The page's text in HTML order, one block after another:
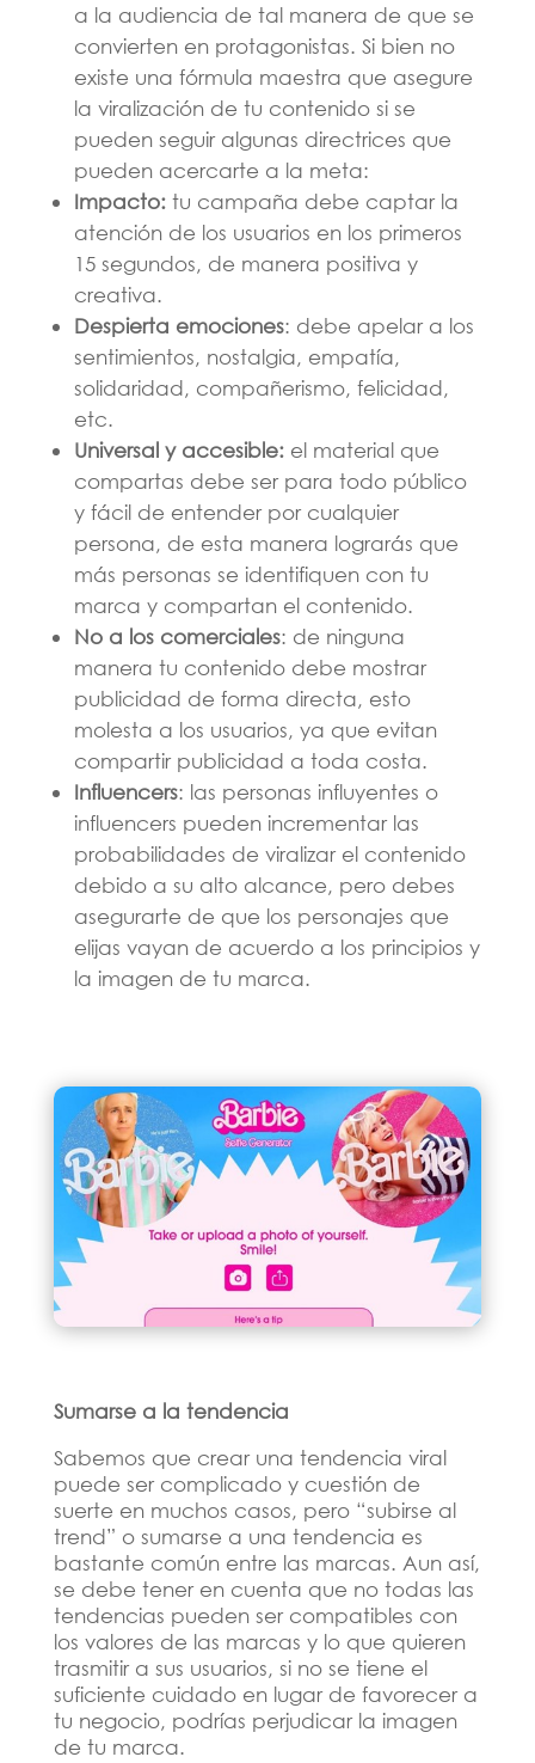
a la audiencia de tal manera de que se
convierten en protagonistas. Si bien no
existe una fórmula maestra que asegure
la viralización de tu contenido si se
pueden seguir algunas directrices que
pueden acercarte a la meta:
Impacto:tu campaña debe captar la
atención de los usuarios en los primeros
15 segundos, de manera positiva y
creativa.
Despierta emociones: debe apelar a los
sentimientos, nostalgia, empatía,
solidaridad, compañerismo, felicidad,
etc.
Universal y accesible:el material que
compartas debe ser para todo público
y fácil de entender por cualquier
persona, de esta manera lograrás que
más personas se identifiquen con tu
marca y compartan el contenido.
No a los comerciales: de ninguna
manera tu contenido debe mostrar
publicidad de forma directa, esto
molesta a los usuarios, ya que evitan
compartir publicidad a toda costa.
Influencers: las personas influyentes o
influencers pueden incrementar las
probabilidades de viralizar el contenido
debido a su alto alcance, pero debes
asegurarte de que los personajes que
elijas vayan de acuerdo a los principios y
la imagen de tu marca.
Sumarse a la tendencia
Sabemos que crear una tendencia viral
puede ser complicado y cuestión de
suerte en muchos casos, pero “subirse al
trend” o sumarse a una tendencia es
bastante común entre las marcas. Aun así,
se debe tener en cuenta que no todas las
tendencias pueden ser compatibles con
los valores de las marcas y lo que quieren
trasmitir a sus usuarios, si no se tiene el
suficiente cuidado en lugar de favorecer a
tu negocio, podrías perjudicar la imagen
de tu marca.